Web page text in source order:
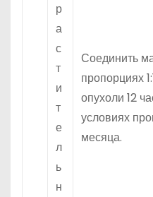
р
а
с
т
и
т
е
л
ь
н
Соединить
пропорциях
опухоли 12
условиях
месяца.